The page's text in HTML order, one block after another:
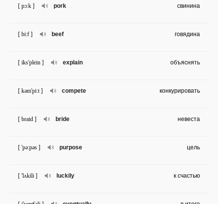
pork
[ pɔ:k ] свинина
beef
[ bi:f ] говядина
explain
[ iks'plein ] объяснять
compete
[ kəm'pi:t ] конкурировать
bride
[ braid ] невеста
purpose
[ 'pə:pəs ] цель
luckily
[ 'lʌkili ] к счастью